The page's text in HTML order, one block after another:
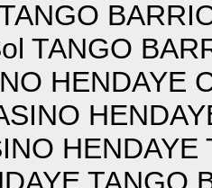
TANGO
HENDAYE
HENDAYE